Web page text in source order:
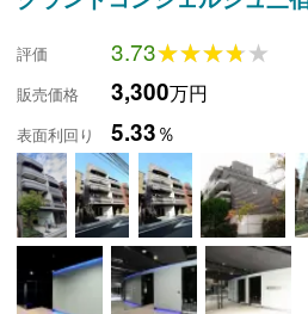
評価 3.73★★★★★
★★★★★
販売価格 3,300万円
表面利回り 5.33％